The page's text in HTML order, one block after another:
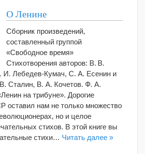
О Ленине
Сборник произведений,
составленный группой
«Свободное время»
Стихотворения авторов: В. В.
И. Лебедев-Кумач, С. А. Есенин и
Сталин, В. А. Кочетов. Ф. А.
на трибуне». Дорогие
оставил нам не только множество
но и целое
стихов. В этой книге вы
стихи… Читать далее »